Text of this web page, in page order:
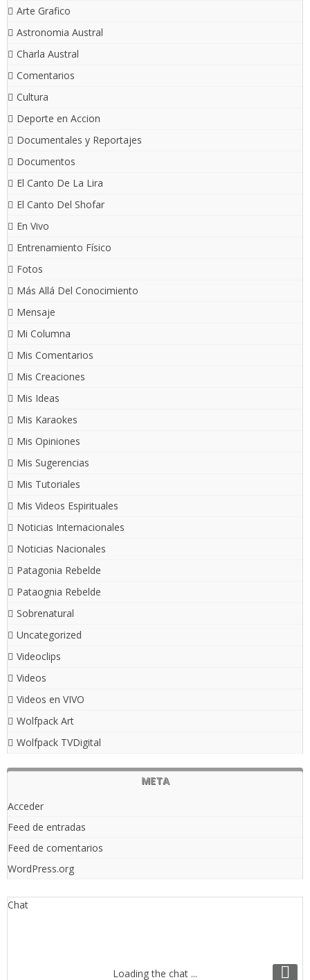
Arte Grafico
Astronomia Austral
Charla Austral
Comentarios
Cultura
Deporte en Accion
Documentales y Reportajes
Documentos
El Canto De La Lira
El Canto Del Shofar
En Vivo
Entrenamiento Físico
Fotos
Más Allá Del Conocimiento
Mensaje
Mi Columna
Mis Comentarios
Mis Creaciones
Mis Ideas
Mis Karaokes
Mis Opiniones
Mis Sugerencias
Mis Tutoriales
Mis Videos Espirituales
Noticias Internacionales
Noticias Nacionales
Patagonia Rebelde
Pataognia Rebelde
Sobrenatural
Uncategorized
Videoclips
Videos
Videos en VIVO
Wolfpack Art
Wolfpack TVDigital
META
Acceder
Feed de entradas
Feed de comentarios
WordPress.org
Chat
Loading the chat ...